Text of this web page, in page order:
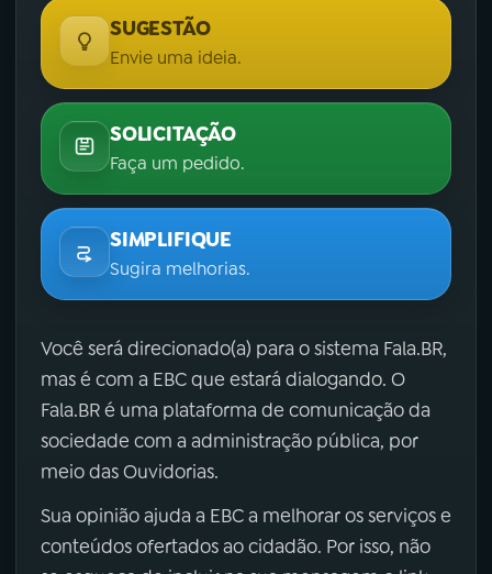
SUGESTÃO
Envie uma ideia.
SOLICITAÇÃO
Faça um pedido.
SIMPLIFIQUE
Sugira melhorias.
Você será direcionado(a) para o sistema Fala.BR,
mas é com a EBC que estará dialogando. O
Fala.BR é uma plataforma de comunicação da
sociedade com a administração pública, por
meio das Ouvidorias.
Sua opinião ajuda a EBC a melhorar os serviços e
conteúdos ofertados ao cidadão. Por isso, não